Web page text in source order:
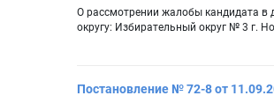
О рассмотрении жалобы кандидата в
округу: Избирательный округ № 3 г.
Постановление № 72-8 от